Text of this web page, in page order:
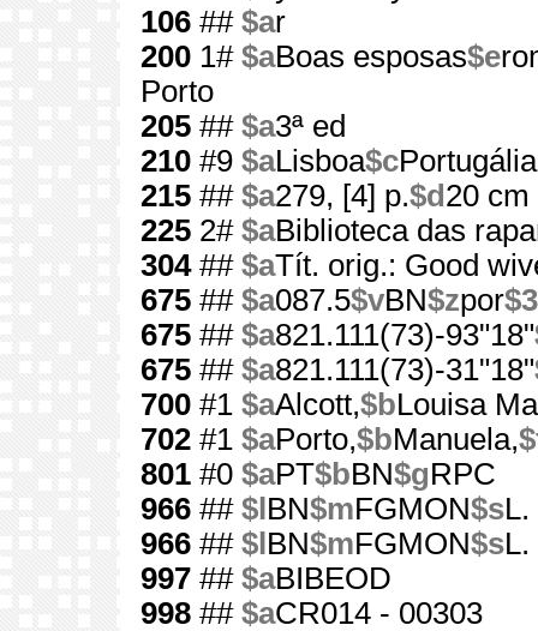
106 ## $ar
200 1# $aBoas esposas$e
Porto
205 ## $a3ª ed
210 #9 $aLisboa$c
215 ## $a279, [4] p.$d 20 cm
225 2# $aBiblioteca das
304## $aTít. orig.: Good
675 ## $a087.5$vBN$zpor$3
675 ## $a821.111(73)-93"18"
675 ## $a821.111(73)-31"18"
700 #1 $aAlcott,$bLouisa
702 #1 $aPorto,$bManuela,
801 #0 $aPT$bBN$gRPC
966 ## $l BN$mFGMON$sL.
966 ## $l BN$mFGMON$sL.
997 ## $aBIBEOD
998 ## $aCR014 - 00303